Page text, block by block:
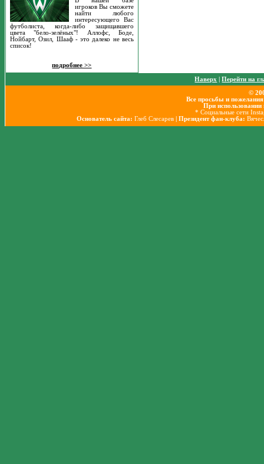
игроков Вы сможете
найти любого
интересующего Вас
футболиста, когда-либо защищавшего
цвета "бело-зелёных"! Аллофс, Боде,
Нойбарт, Озил, Шааф - это далеко не весь
список!
подробнее >>
Наверх |Перейти на
©
Все просьбы и
При использовании
* Социальные сети
Основатель сайта: Глеб Слесарев | Президент фан-клуба: